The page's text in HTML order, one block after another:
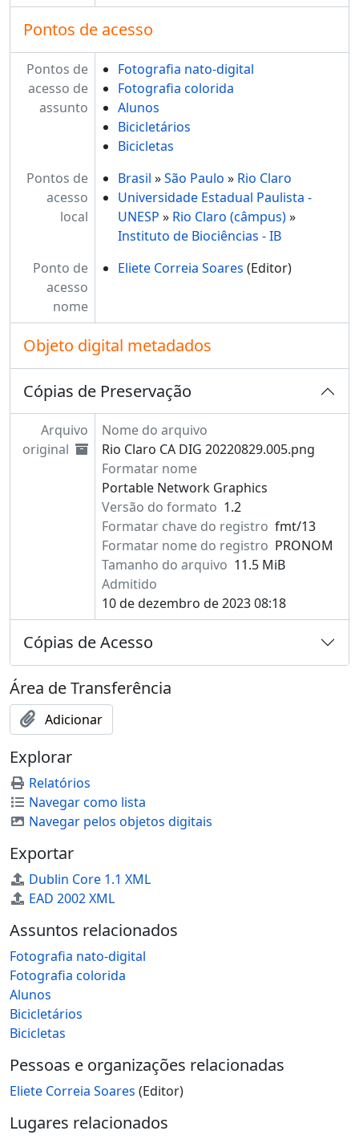
Pontos de acesso
Pontos de
acesso de
assunto
Fotografia nato-digital
Fotografia colorida
Alunos
Bicicletários
Bicicletas
Pontos de
acesso
local
Brasil »São Paulo » Rio Claro
Universidade Estadual Paulista -
UNESP » Rio Claro (câmpus)»
Instituto de Biociências - IB
Ponto de
acesso
nome
Eliete Correia Soares (Editor)
Objeto digital metadados
Cópias de Preservação
Arquivo
original
Nome do arquivo
Rio Claro CA DIG 20220829.005.png
Formatar nome
Portable Network Graphics
Versão do formato 1.2
Formatar chave do registro fmt/13
Formatar nome do registro PRONOM
Tamanho do arquivo 11.5 MiB
Admitido
10 de dezembro de 2023 08:18
Cópias de Acesso
Área de Transferência
Adicionar
Explorar
Relatórios
Navegar como lista
Navegar pelos objetos digitais
Exportar
Dublin Core 1.1 XML
EAD 2002 XML
Assuntos relacionados
Fotografia nato-digital
Fotografia colorida
Alunos
Bicicletários
Bicicletas
Pessoas e organizações relacionadas
Eliete Correia Soares (Editor)
Lugares relacionados